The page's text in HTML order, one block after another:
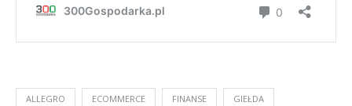
ALLEGRO ECOMMERCE FINANSE GIEŁDA